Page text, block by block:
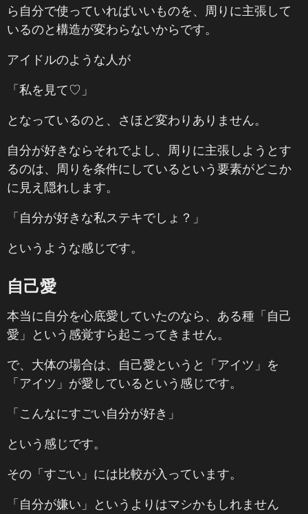
ら自分で使っていればいいものを、周りに主張して
いるのと構造が変わらないからです。
アイドルのような人が
「私を見て♡」
となっているのと、さほど変わりありません。
自分が好きならそれでよし、周りに主張しようとす
るのは、周りを条件にしているという要素がどこか
に見え隠れします。
「自分が好きな私ステキでしょ？」
というような感じです。
自己愛
本当に自分を心底愛していたのなら、ある種「自己
愛」という感覚すら起こってきません。
で、大体の場合は、自己愛というと「アイツ」を
「アイツ」が愛しているという感じです。
「こんなにすごい自分が好き」
という感じです。
その「すごい」には比較が入っています。
「自分が嫌い」というよりはマシかもしれません